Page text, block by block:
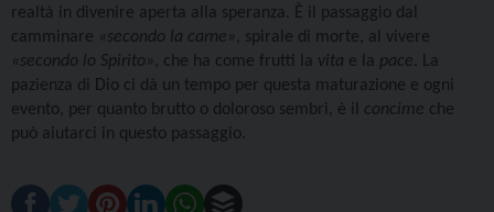
realtà in divenire aperta alla speranza. È il passaggio dal
camminare «secondo la carne» , spirale di morte, al vivere
«secondo lo Spirito» , che ha come frutti la vita e la pace . La
pazienza di Dio ci dà un tempo per questa maturazione e ogni
evento, per quanto brutto o doloroso sembri, è il concime che
può aiutarci in questo passaggio.